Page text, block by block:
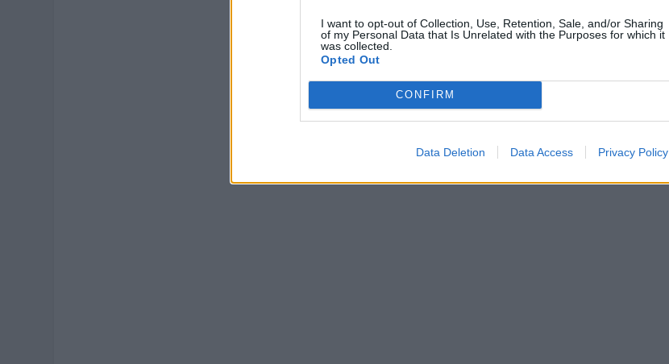
I want to opt-out of Collection, Use, Retention, Sale, and/or Sharing
of my Personal Data that Is Unrelated with the Purposes for which it
was collected.
Opted Out
CONFIRM
Data Deletion Data Access Privacy Policy